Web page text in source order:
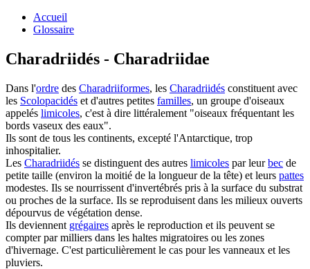
Accueil
Glossaire
Charadriidés - Charadriidae
Dans l'ordre des Charadriiformes, les Charadriidés constituent avec
les Scolopacidés et d'autres petites familles, un groupe d'oiseaux
appelés limicoles, c'est à dire littéralement "oiseaux fréquentant les
bords vaseux des eaux".
Ils sont de tous les continents, excepté l'Antarctique, trop
inhospitalier.
Les Charadriidés se distinguent des autres limicoles par leurbec de
petite taille (environ la moitié de la longueur de la tête) et leurs pattes
modestes. Ils se nourrissent d'invertébrés pris à la surface du substrat
ou proches de la surface. Ils se reproduisent dans les milieux ouverts
dépourvus de végétation dense.
Ils deviennent grégaires après le reproduction et ils peuvent se
compter par milliers dans les haltes migratoires ou les zones
d'hivernage. C'est particulièrement le cas pour les vanneaux et les
pluviers.